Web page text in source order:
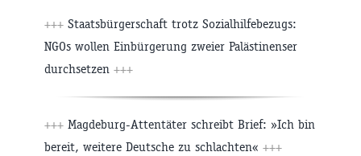
+++ Staatsbürgerschaft trotz Sozialhilfebezugs:
NGOs wollen Einbürgerung zweier Palästinenser
durchsetzen +++
+++ Magdeburg-Attentäter schreibt Brief: »Ich bin
bereit, weitere Deutsche zu schlachten« +++